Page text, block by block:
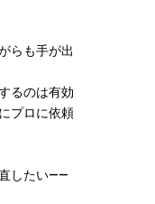
らも手が出
るのは有効
プロに依頼
したい——